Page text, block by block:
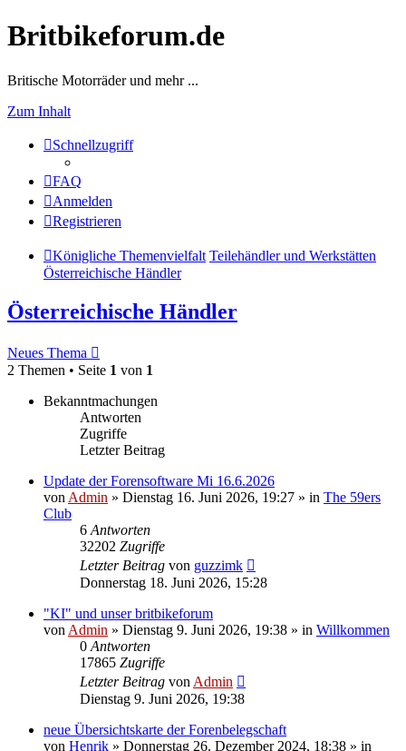
Britbikeforum.de
Britische Motorräder und mehr ...
Zum Inhalt
Schnellzugriff
FAQ
Anmelden
Registrieren
Königliche Themenvielfalt Teilehändler und Werkstätten
Österreichische Händler
Österreichische Händler
Neues Thema
2 Themen • Seite 1 von 1
Bekanntmachungen
Antworten
Zugriffe
Letzter Beitrag
Update der Forensoftware Mi 16.6.2026
von Admin » Dienstag 16. Juni 2026, 19:27 » in The 59ers
Club
6 Antworten
32202 Zugriffe
Letzter Beitrag von guzzimk
Donnerstag 18. Juni 2026, 15:28
"KI" und unser britbikeforum
von Admin » Dienstag 9. Juni 2026, 19:38 » in Willkommen
0 Antworten
17865 Zugriffe
Letzter Beitrag von Admin
Dienstag 9. Juni 2026, 19:38
neue Übersichtskarte der Forenbelegschaft
von Henrik » Donnerstag 26. Dezember 2024, 18:38 » in